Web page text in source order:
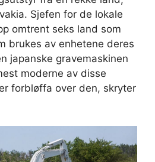
Sjefen for de lokale
omtrent seks land som
brukes av enhetene deres
japanske gravemaskinen
moderne av disse
forbløffa over den, skryter